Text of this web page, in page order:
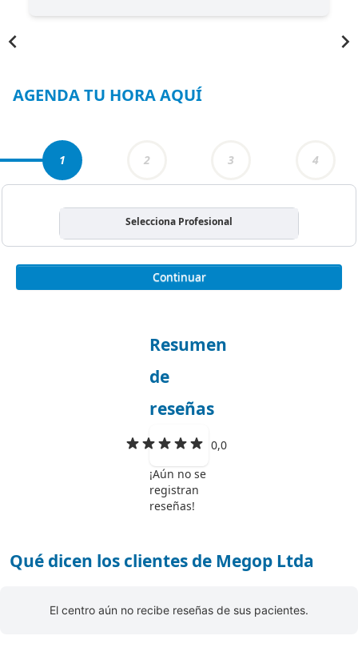
AGENDA TU HORA AQUÍ
1 2 3 4
Selecciona Profesional
Continuar
Resumen
de
reseñas
0,0
¡Aún no se
registran
reseñas!
Qué dicen los clientes de Megop Ltda
El centro aún no recibe reseñas de sus pacientes.